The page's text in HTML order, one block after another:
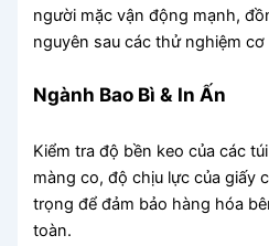
người mặc vận động mạnh,
nguyên sau các thử nghiệm cơ
Ngành Bao Bì & In Ấn
Kiểm tra độ bền keo của các
màng co, độ chịu lực của giấy
trọng để đảm bảo hàng hóa
toàn.